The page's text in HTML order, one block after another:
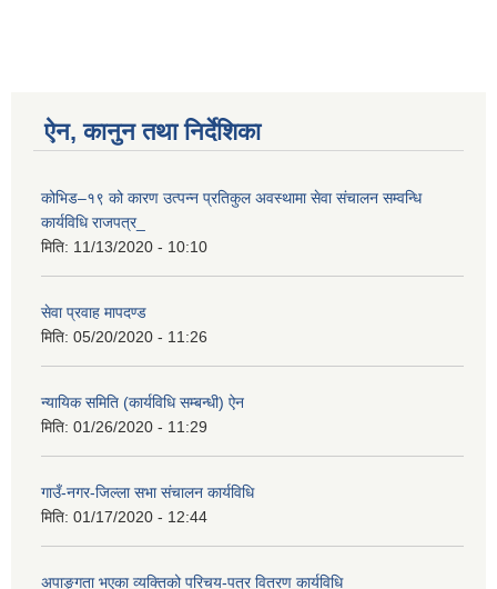
ऐन, कानुन तथा निर्देशिका
कोभिड–१९ को कारण उत्पन्न प्रतिकुल अवस्थामा सेवा संचालन सम्वन्धि
कार्यविधि राजपत्र_
मिति: 11/13/2020 - 10:10
सेवा प्रवाह मापदण्ड
मिति: 05/20/2020 - 11:26
न्यायिक समिति (कार्यविधि सम्बन्धी) ऐन
मिति: 01/26/2020 - 11:29
गाउँ-नगर-जिल्ला सभा संचालन कार्यविधि
मिति: 01/17/2020 - 12:44
अपाङ्गता भएका व्यक्तिको परिचय-पत्र वितरण कार्यविधि